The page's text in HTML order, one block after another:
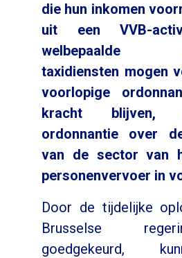
die hun inkomen
uit een VVB-
welbepaalde
taxidiensten mogen
voorlopige
kracht blijven,
ordonnantie over
van de sector van
personenvervoer in
Door de tijdelijke
Brusselse
goedgekeurd,